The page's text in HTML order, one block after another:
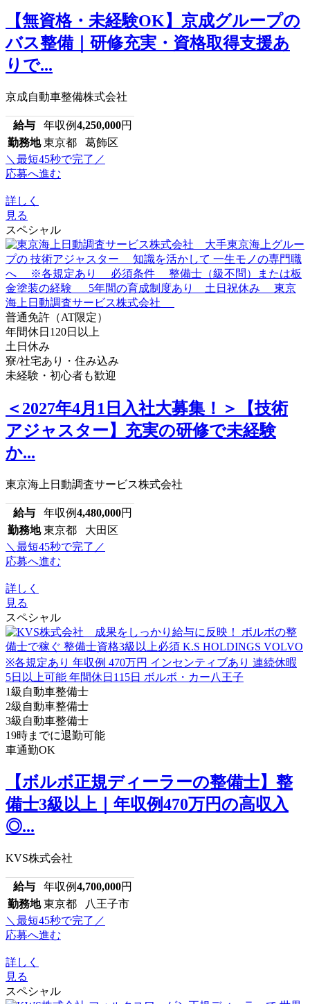
【無資格・未経験OK】京成グループの
バス整備｜研修充実・資格取得支援あ
りで...
京成自動車整備株式会社
給与 年収例4,250,000円
勤務地 東京都 葛飾区
＼最短45秒で完了／
応募へ進む
詳しく
見る
スペシャル
普通免許（AT限定）
年間休日120日以上
土日休み
寮/社宅あり・住み込み
未経験・初心者も歓迎
＜2027年4月1日入社大募集！＞【技術
アジャスター】充実の研修で未経験
か...
東京海上日動調査サービス株式会社
給与 年収例4,480,000円
勤務地 東京都 大田区
＼最短45秒で完了／
応募へ進む
詳しく
見る
スペシャル
1級自動車整備士
2級自動車整備士
3級自動車整備士
19時までに退勤可能
車通勤OK
【ボルボ正規ディーラーの整備士】整
備士3級以上｜年収例470万円の高収入
◎...
KVS株式会社
給与 年収例4,700,000円
勤務地 東京都 八王子市
＼最短45秒で完了／
応募へ進む
詳しく
見る
スペシャル